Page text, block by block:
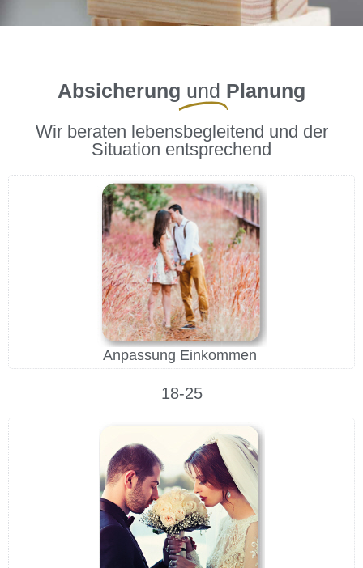
Absicherung und Planung
Wir beraten lebensbegleitend und der
Situation entsprechend
Anpassung Einkommen
18-25